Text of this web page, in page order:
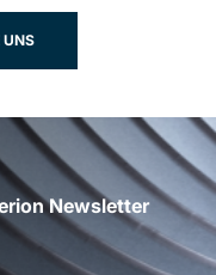
UNS
Newsletter